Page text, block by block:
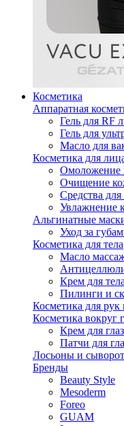
Косметика
Аппаратная
Гель для RF
Гель для
Масло для
Косметика для
Омоложение
Очищение
Средства
Увлажнение
Альгинатные
Уход за
Косметика для тела
Масло
Крем для тела
Пилинги и
Косметика для рук
Косметика вокруг
Крем для глаз
Патчи для
Лосьоны и
Бренды
Beauty Style
Mesoderm
Foreo
GUAM